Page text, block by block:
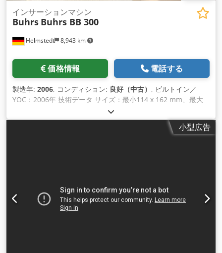
Helmstedt 8,943 km
インサーションマシン
Buhrs Buhrs BB 300
価格情報 電話する
製造年: 2006, コンディション: 良好（中古） , ビルトイン／
YOC：2006年 技術データ サイズ：最小114 x 162 mm、最大
250 x 353 mm 製品サイズ: 最小 105 x 148 mm、最大 229 x
324 mm 製品厚みロータリーフィーダー：最大3 mm 製品厚さ
シャトルフィーダー：最大10 mm 製品厚バキューム/フリクシ
ストリームデリバリー - 1 Simatic タッチパネル オプション機
器（含まれていません！）： - 1 バルスフルランド ベースコン
トローラー - 2 バルスフルランド BVS 8000 - 1 Balsfulland
小型広告